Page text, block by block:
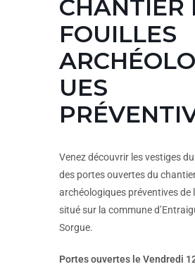
CHANTIER
FOUILLES
UES
Venez découvrir les vestiges
des portes ouvertes du
archéologiques préventives de
situé sur la commune
Sorgue.
Portes ouvertes le Vendredi